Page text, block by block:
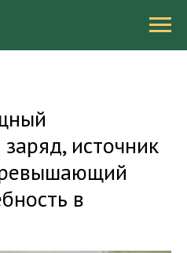
источник
в